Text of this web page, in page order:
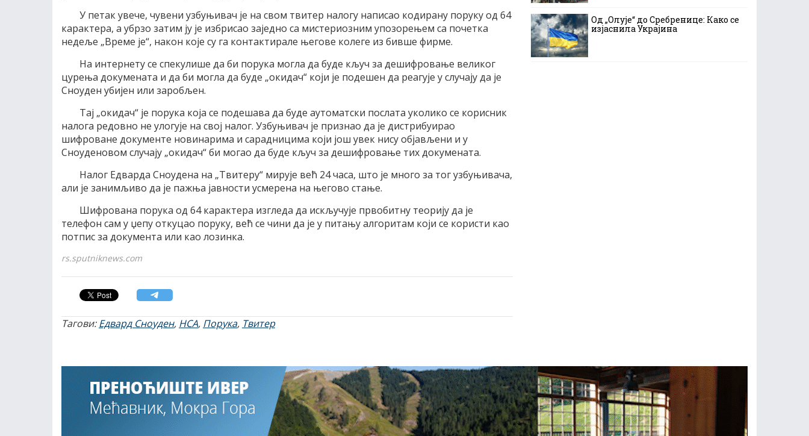
У петак увече, чувени узбуњивач је на свом твитер налогу написао кодирану поруку од 64
карактера, а убрзо затим ју је избрисао заједно са мистериозним упозорењем са почетка
недеље „Време је“, након које су га контактирале његове колеге из бивше фирме.
На интернету се спекулише да би порука могла да буде кључ за дешифровање великог
цурења докумената и да би могла да буде „окидач“ који је подешен да реагује у случају да је
Сноуден убијен или заробљен.
Тај „окидач“ је порука која се подешава да буде аутоматски послата уколико се корисник
налога редовно не улогује на свој налог. Узбуњивач је признао да је дистрибуирао
шифроване документе новинарима и сарадницима који још увек нису објављени и у
Сноуденовом случају „окидач“ би могао да буде кључ за дешифровање тих докумената.
Налог Едварда Сноудена на „Твитеру“ мирује већ 24 часа, што је много за тог узбуњивача,
али је занимљиво да је пажња јавности усмерена на његово стање.
Шифрована порука од 64 карактера изгледа да искључује првобитну теорију да је
телефон сам у џепу откуцао поруку, већ се чини да је у питању алгоритам који се користи као
потпис за документа или као лозинка.
rs.sputniknews.com
Тагови:Едвард Сноуден, НСА, Порука, Твитер
Од „Олује“ до Сребренице: Како се
изјаснила Украјина